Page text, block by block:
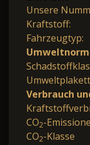
Unsere
Kraftstoff:
Fahrzeugtyp:
Verbrauch
CO2-
CO2-Klasse